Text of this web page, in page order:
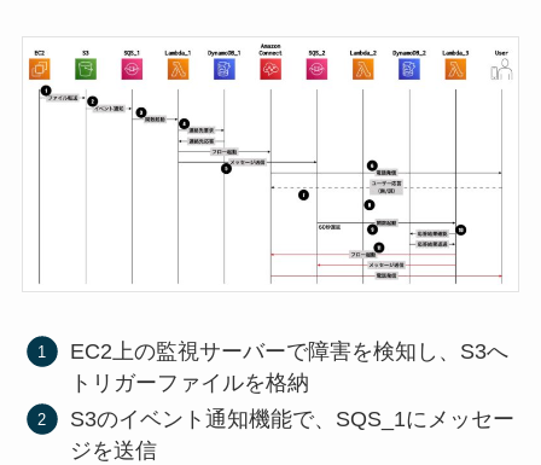
EC2上の監視サーバーで障害を検知し、S3へ
トリガーファイルを格納
S3のイベント通知機能で、SQS_1にメッセー
ジを送信